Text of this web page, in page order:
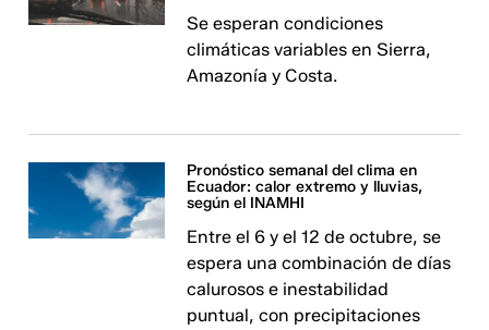
Se esperan condiciones
climáticas variables en Sierra,
Amazonía y Costa.
Pronóstico semanal del clima en
Ecuador: calor extremo y lluvias,
según el INAMHI
Entre el 6 y el 12 de octubre, se
espera una combinación de días
calurosos e inestabilidad
puntual, con precipitaciones